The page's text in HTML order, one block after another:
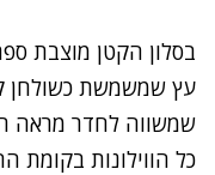
בסלון הקטן מוצבת
עץ שמשמשת כשולחן
שמשווה לחדר מראה
כל הווילונות בקומת